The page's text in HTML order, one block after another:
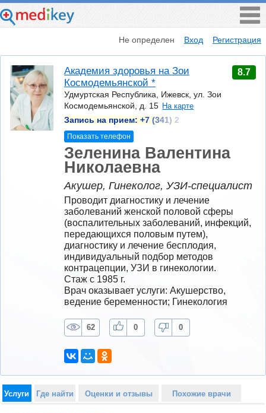
Не определен Вход Регистрация
Академия здоровья на Зои
Космодемьянской *
Удмуртская Республика, Ижевск, ул. Зои
Космодемьянской, д. 15 На карте
Запись на прием: +7 (341) 2
Показать телефон
8.7
Зеленина Валентина
Николаевна
Акушер, Гинеколог, УЗИ-специалист
Проводит диагностику и лечение
заболеваний женской половой сферы
(воспалительных заболеваний, инфекций,
передающихся половым путем),
диагностику и лечение бесплодия,
индивидуальный подбор методов
контрацепции, УЗИ в гинекологии.
Стаж с 1985 г.
Врач оказывает услуги: Акушерство,
ведение беременности; Гинекология
62 0 0
Услуги Где найти Оценки и отзывы Похожие врачи